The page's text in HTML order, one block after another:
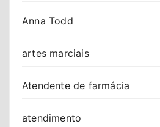
Anna Todd
artes marciais
Atendente de farmácia
atendimento